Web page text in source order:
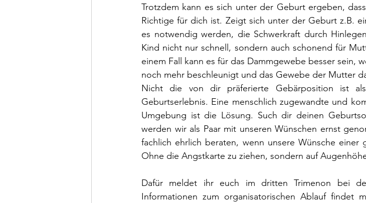
Trotzdem kann es sich unter der Geburt ergeben,
Richtige für dich ist. Zeigt sich unter der Geburt z.B.
es notwendig werden, die Schwerkraft durch
Kind nicht nur schnell, sondern auch schonend für
einem Fall kann es für das Dammgewebe besser sein,
noch mehr beschleunigt und das Gewebe der Mutter
Nicht die von dir präferierte Gebärposition ist
Geburtserlebnis. Eine menschlich zugewandte und
Umgebung ist die Lösung. Such dir deinen
werden wir als Paar mit unseren Wünschen ernst
fachlich ehrlich beraten, wenn unsere Wünsche
Ohne die Angstkarte zu ziehen, sondern auf
Dafür meldet ihr euch im dritten Trimenon bei
Informationen zum organisatorischen Ablauf findet